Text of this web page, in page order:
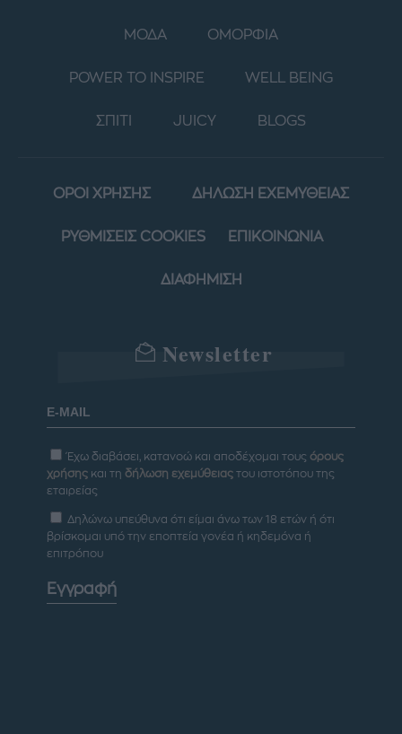
ΜΟΔΑ ΟΜΟΡΦΙΑ
POWER TO INSPIRE WELL BEING
ΣΠΙΤΙ JUICY BLOGS
ΟΡΟΙ ΧΡΗΣΗΣ ΔΗΛΩΣΗ ΕΧΕΜΥΘΕΙΑΣ
ΡΥΘΜΙΣΕΙΣ COOKIES ΕΠΙΚΟΙΝΩΝΙΑ
ΔΙΑΦΗΜΙΣΗ
Newsletter
Έχω διαβάσει, κατανοώ και αποδέχομαι τους όρους
χρήσης και τη δήλωση εχεμύθειας του ιστοτόπου της
εταιρείας
Δηλώνω υπεύθυνα ότι είμαι άνω των 18 ετών ή ότι
βρίσκομαι υπό την εποπτεία γονέα ή κηδεμόνα ή
επιτρόπου
Εγγραφή